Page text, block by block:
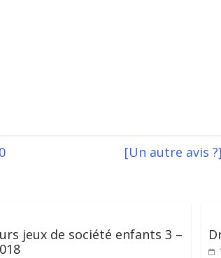
[Un autre avis
jeux de société enfants 3 –